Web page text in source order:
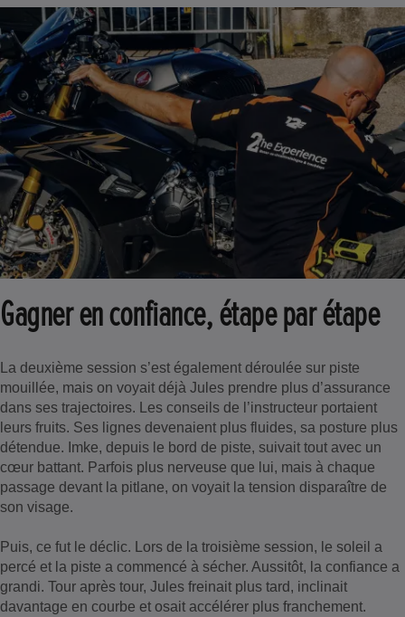
Gagner en confiance, étape par étape
La deuxième session s’est également déroulée sur piste
mouillée, mais on voyait déjà Jules prendre plus d’assurance
dans ses trajectoires. Les conseils de l’instructeur portaient
leurs fruits. Ses lignes devenaient plus fluides, sa posture plus
détendue. Imke, depuis le bord de piste, suivait tout avec un
cœur battant. Parfois plus nerveuse que lui, mais à chaque
passage devant la pitlane, on voyait la tension disparaître de
son visage.
Puis, ce fut le déclic. Lors de la troisième session, le soleil a
percé et la piste a commencé à sécher. Aussitôt, la confiance a
grandi. Tour après tour, Jules freinait plus tard, inclinait
davantage en courbe et osait accélérer plus franchement.